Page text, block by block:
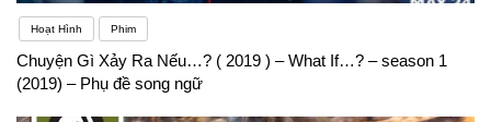
Hoạt Hình Phim
Chuyện Gì Xảy Ra Nếu…? ( 2019 ) – What If…? – season 1
(2019) – Phụ đề song ngữ